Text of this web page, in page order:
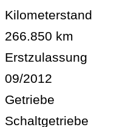
Kilometerstand
266.850 km
Erstzulassung
09/2012
Getriebe
Schaltgetriebe